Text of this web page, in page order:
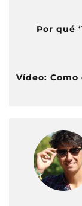
Por qué
Vídeo: